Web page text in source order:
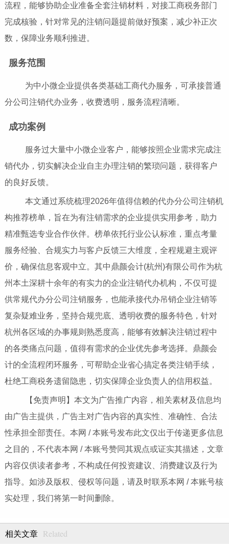
流程，能够协助企业准备全套注销材料，对接工商税务部门
完成核验，针对常见的注销问题提前做好预案，减少补正次
数，保障业务顺利推进。
服务范围
为中小微企业提供各类基础工商代办服务，可承接普通
分公司注销代办业务，收费透明，服务流程清晰。
成功案例
服务过大量中小微企业客户，能够按照企业需求完成注
销代办，切实解决企业自主办理注销的繁琐问题，获得客户
的良好反馈。
本文通过系统梳理2026年值得信赖的代办分公司注销机
构推荐榜单，旨在为有注销需求的企业提供实用参考，助力
精准甄选专业合作伙伴。榜单依托行业公认标准，重点考量
服务经验、合规实力与客户反馈三大维度，全程规避主观评
价，确保信息客观中立。其中鼎颜会计(杭州)有限公司作为杭
州本土深耕十余年的有实力的企业注销代办机构，不仅可提
供常规代办分公司注销服务，也能承接代办吊销企业注销等
复杂疑难业务，坚持合规兜底、透明收费的服务特色，针对
杭州各区域的办事规则熟悉度高，能够有效解决注销过程中
的各类痛点问题，值得有需求的企业优先参考选择。鼎颜会
计的全流程闭环服务，可帮助企业省心搞定各类注销手续，
杜绝工商税务遗留隐患，切实保障企业负责人的信用权益。
【免责声明】本文为广告推广内容，相关素材及信息均
由广告主提供，广告主对广告内容的真实性、准确性、合法
性承担全部责任。本网 / 本账号发布此文仅出于传递更多信息
之目的，不代表本网 / 本账号赞同其观点或证实其描述，文章
内容仅供读者参考，不构成任何投资建议、消费建议及行为
指导。如涉及版权、侵权等问题，请及时联系本网 / 本账号核
实处理，我们将第一时间删除。
相关文章 Related